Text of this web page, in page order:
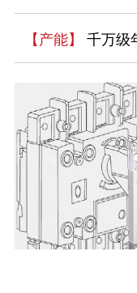
【产能】 千万级